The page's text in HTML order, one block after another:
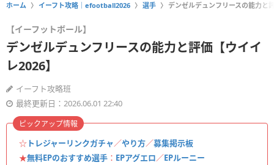
ホーム イーフト攻略｜efootball2026 選手 デンゼルデュンフリースの能力と
【イーフットボール】
デンゼルデュンフリースの能力と評価【ウイイ
レ2026】
イーフト攻略班
最終更新日：2026.06.01 22:40
☆ トレジャーリンクガチャ／やり方／募集掲示板
★無料EPのおすすめ選手 ： EPアグエロ／EPルーニー
ピックアップ情報